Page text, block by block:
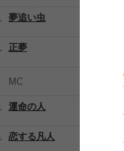
夢追い虫
正夢
MC
運命の人
恋する凡人